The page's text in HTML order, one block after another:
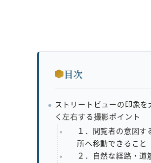
目次
ストリートビューの印象を
く左右する撮影ポイント
１．閲覧者の意図す
所へ移動できること
２．自然な経路・道